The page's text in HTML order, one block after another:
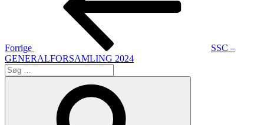
Forrige
SSC –
GENERALFORSAMLING 2024
Søg
efter: